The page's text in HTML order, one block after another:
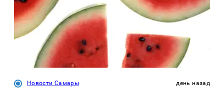
Новости Самары день назад